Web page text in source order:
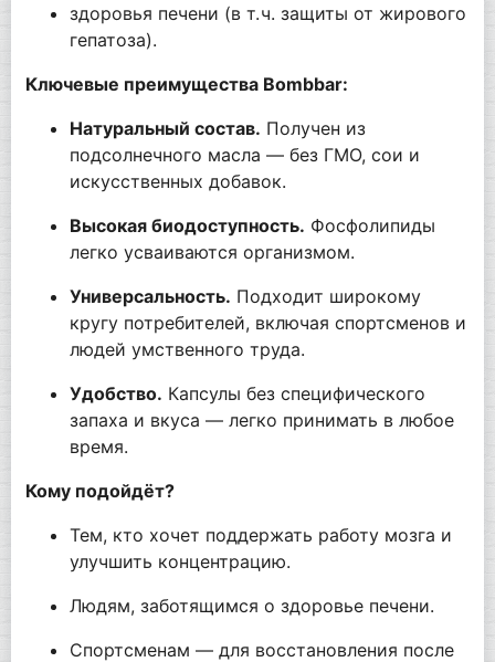
здоровья печени (в т. ч. защиты от жирового
гепатоза).
Ключевые преимущества Bombbar:
Натуральный состав. Получен из
подсолнечного масла — без ГМО, сои и
искусственных добавок.
Высокая биодоступность. Фосфолипиды
легко усваиваются организмом.
Универсальность. Подходит широкому
кругу потребителей, включая спортсменов и
людей умственного труда.
Удобство. Капсулы без специфического
запаха и вкуса — легко принимать в любое
время.
Кому подойдёт?
Тем, кто хочет поддержать работу мозга и
улучшить концентрацию.
Людям, заботящимся о здоровье печени.
Спортсменам — для восстановления после